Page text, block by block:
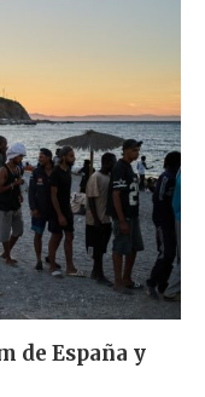
de España y